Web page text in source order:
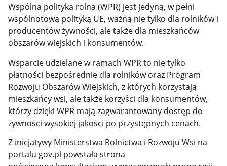
Wspólna polityka rolna (WPR) jest jedyną, w pełni
wspólnotową polityką UE, ważną nie tylko dla rolników i
producentów żywności, ale także dla mieszkańców
obszarów wiejskich i konsumentów.
Wsparcie udzielane w ramach WPR to nie tylko
płatności bezpośrednie dla rolników oraz Program
Rozwoju Obszarów Wiejskich, z których korzystają
mieszkańcy wsi, ale także korzyści dla konsumentów,
którzy dzięki WPR mają zagwarantowany dostęp do
żywności wysokiej jakości po przystępnych cenach.
Z inicjatywy Ministerstwa Rolnictwa i Rozwoju Wsi na
portalu gov.pl powstała strona